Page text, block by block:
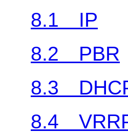
8.1 IP
8.2 PBR
8.3
8.4